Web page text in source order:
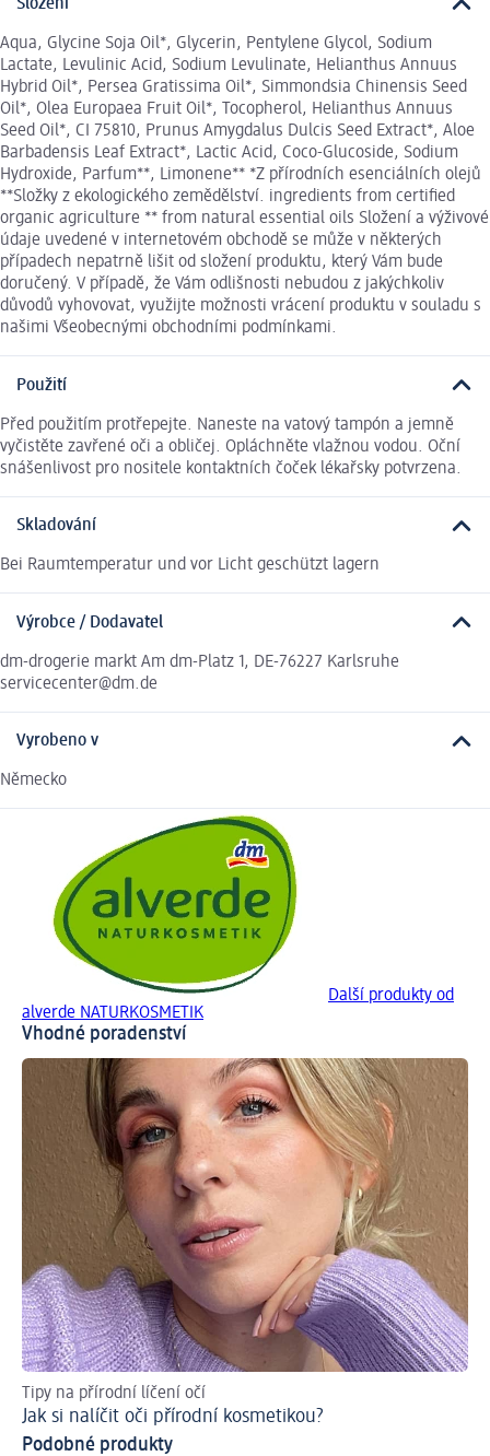
Složení
Aqua, Glycine Soja Oil*, Glycerin, Pentylene Glycol, Sodium
Lactate, Levulinic Acid, Sodium Levulinate, Helianthus Annuus
Hybrid Oil*, Persea Gratissima Oil*, Simmondsia Chinensis Seed
Oil*, Olea Europaea Fruit Oil*, Tocopherol, Helianthus Annuus
Seed Oil*, CI 75810, Prunus Amygdalus Dulcis Seed Extract*, Aloe
Barbadensis Leaf Extract*, Lactic Acid, Coco-Glucoside, Sodium
Hydroxide, Parfum**, Limonene** *Z přírodních esenciálních olejů
**Složky z ekologického zemědělství. ingredients from certified
organic agriculture ** from natural essential oils Složení a výživové
údaje uvedené v internetovém obchodě se může v některých
případech nepatrně lišit od složení produktu, který Vám bude
doručený. V případě, že Vám odlišnosti nebudou z jakýchkoliv
důvodů vyhovovat, využijte možnosti vrácení produktu v souladu s
našimi Všeobecnými obchodními podmínkami.
Použití
Před použitím protřepejte. Naneste na vatový tampón a jemně
vyčistěte zavřené oči a obličej. Opláchněte vlažnou vodou. Oční
snášenlivost pro nositele kontaktních čoček lékařsky potvrzena.
Skladování
Bei Raumtemperatur und vor Licht geschützt lagern
Výrobce / Dodavatel
dm-drogerie markt Am dm-Platz 1, DE-76227 Karlsruhe
servicecenter@dm.de
Vyrobeno v
Německo
Další produkty od
alverde NATURKOSMETIK
Vhodné poradenství
Tipy na přírodní líčení očí
Jak si nalíčit oči přírodní kosmetikou?
Podobné produkty